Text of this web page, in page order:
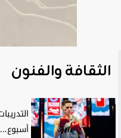
الثقافة والفنون
أسبوع...